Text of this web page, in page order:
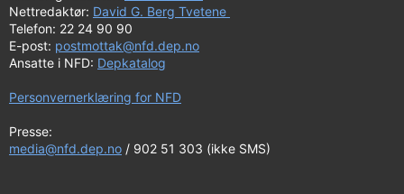
Nettredaktør: David G. Berg Tvetene
Telefon: 22 24 90 90
E-post: postmottak@nfd.dep.no
Ansatte i NFD: Depkatalog
Personvernerklæring for NFD
Presse:
media@nfd.dep.no / 902 51 303 (ikke SMS)